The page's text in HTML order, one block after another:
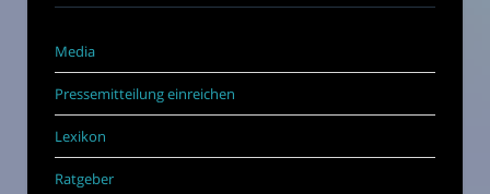
Media
Pressemitteilung einreichen
Lexikon
Ratgeber